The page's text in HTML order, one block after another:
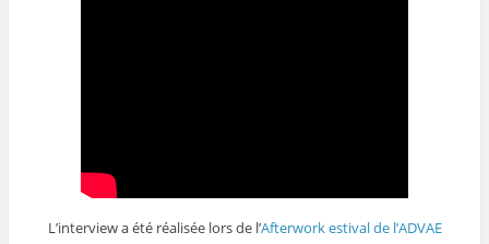
L’interview a été réalisée lors de l’Afterwork estival de l’ADVAE